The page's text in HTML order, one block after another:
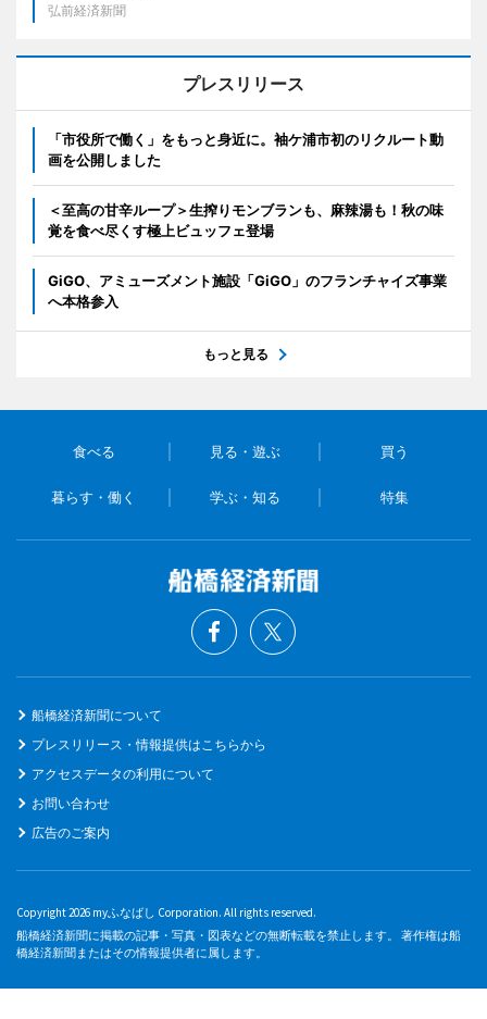
弘前経済新聞
プレスリリース
「市役所で働く」をもっと身近に。袖ケ浦市初のリクルート動
画を公開しました
＜至高の甘辛ループ＞生搾りモンブランも、麻辣湯も！秋の味
覚を食べ尽くす極上ビュッフェ登場
GiGO、アミューズメント施設「GiGO」のフランチャイズ事業
へ本格参入
もっと見る
食べる 見る・遊ぶ 買う
暮らす・働く 学ぶ・知る 特集
船橋経済新聞について
プレスリリース・情報提供はこちらから
アクセスデータの利用について
お問い合わせ
広告のご案内
Copyright 2026 myふなばし Corporation. All rights reserved.
船橋経済新聞に掲載の記事・写真・図表などの無断転載を禁止します。 著作権は船
橋経済新聞またはその情報提供者に属します。